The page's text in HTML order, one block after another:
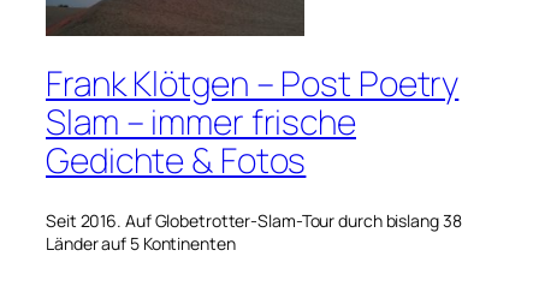
Frank Klötgen – Post Poetry
Slam – immer frische
Gedichte & Fotos
Seit 2016. Auf Globetrotter-Slam-Tour durch bislang 38
Länder auf 5 Kontinenten